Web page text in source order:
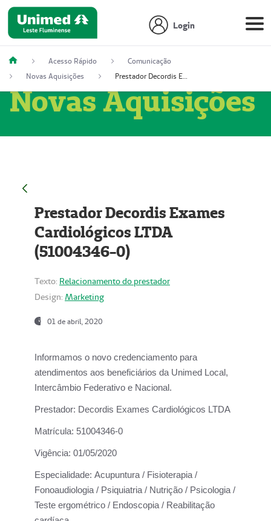
Login
Acesso Rápido
Comunicação
Novas Aquisições
Prestador Decordis Exames Cardiológicos LTDA (51004346-0)
Novas Aquisições
Prestador Decordis Exames
Cardiológicos LTDA
(51004346-0)
Texto: Relacionamento do prestador
Design: Marketing
01 de abril, 2020
Informamos o novo credenciamento para
atendimentos aos beneficiários da Unimed Local,
Intercâmbio Federativo e Nacional.
Prestador: Decordis Exames Cardiológicos LTDA
Matrícula: 51004346-0
Vigência: 01/05/2020
Especialidade: Acupuntura / Fisioterapia /
Fonoaudiologia / Psiquiatria / Nutrição / Psicologia /
Teste ergométrico / Endoscopia / Reabilitação